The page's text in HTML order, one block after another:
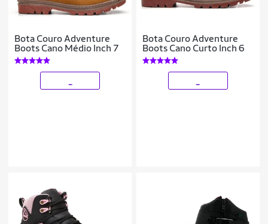
Bota Couro Adventure
Boots Cano Médio Inch 7
Bota Couro Adventure
Boots Cano Curto Inch 6